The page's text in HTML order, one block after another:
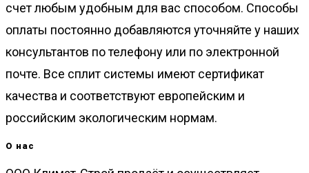
счет любым удобным для вас способом. Способы
оплаты постоянно добавляются уточняйте у наших
консультантов по телефону или по электронной
почте. Все сплит системы имеют сертификат
качества и соответствуют европейским и
российским экологическим нормам.
О нас